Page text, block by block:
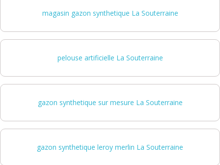
magasin gazon synthetique La Souterraine
pelouse artificielle La Souterraine
gazon synthetique sur mesure La Souterraine
gazon synthetique leroy merlin La Souterraine